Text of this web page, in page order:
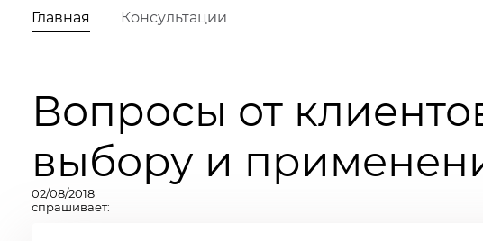
Главная Консультации
Вопросы от
выбору и
02/08/2018
спрашивает: